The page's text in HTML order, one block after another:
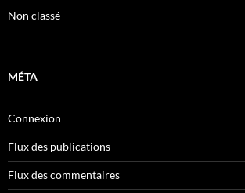
Non classé
MÉTA
Connexion
Flux des publications
Flux des commentaires